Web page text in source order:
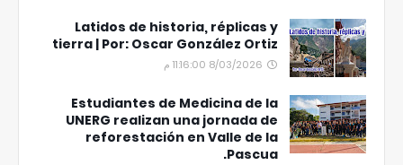
Latidos de historia, réplicas y
tierra | Por: Oscar González Ortiz
8/03/2026 11:16:00 م
Estudiantes de Medicina de la
UNERG realizan una jornada de
reforestación en Valle de la
Pascua.